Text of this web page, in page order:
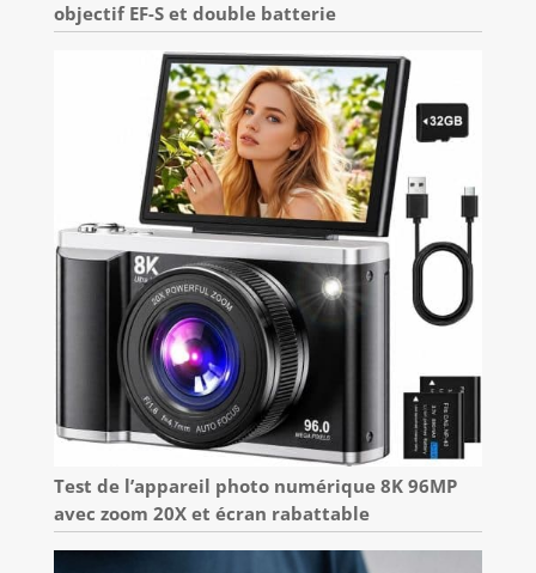
objectif EF-S et double batterie
Test de l’appareil photo numérique 8K 96MP
avec zoom 20X et écran rabattable